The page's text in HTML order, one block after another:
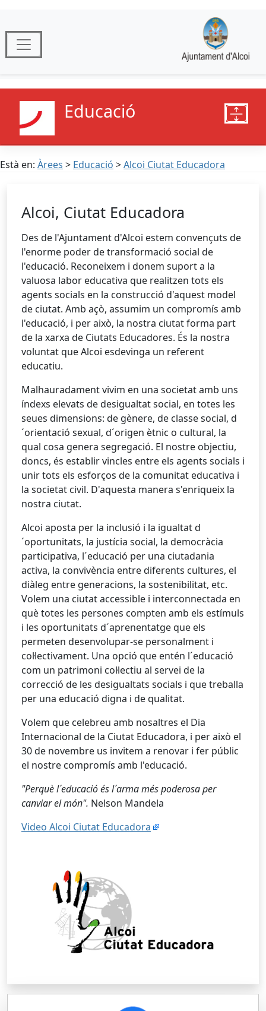
Educació
Està en: Àrees > Educació >Alcoi Ciutat Educadora
Alcoi, Ciutat Educadora
Des de l'Ajuntament d'Alcoi estem convençuts de
l'enorme poder de transformació social de
l'educació. Reconeixem i donem suport a la
valuosa labor educativa que realitzen tots els
agents socials en la construcció d'aquest model
de ciutat. Amb açò, assumim un compromís amb
l'educació, i per això, la nostra ciutat forma part
de la xarxa de Ciutats Educadores. És la nostra
voluntat que Alcoi esdevinga un referent
educatiu.
Malhauradament vivim en una societat amb uns
índexs elevats de desigualtat social, en totes les
seues dimensions: de gènere, de classe social, d
´orientació sexual, d´origen ètnic o cultural, la
qual cosa genera segregació. El nostre objectiu,
doncs, és establir vincles entre els agents socials i
unir tots els esforços de la comunitat educativa i
la societat civil. D'aquesta manera s'enriqueix la
nostra ciutat.
Alcoi aposta per la inclusió i la igualtat d
´oportunitats, la justícia social, la democràcia
participativa, l´educació per una ciutadania
activa, la convivència entre diferents cultures, el
diàleg entre generacions, la sostenibilitat, etc.
Volem una ciutat accessible i interconnectada en
què totes les persones compten amb els estímuls
i les oportunitats d´aprenentatge que els
permeten desenvolupar-se personalment i
col·lectivament. Una opció que entén l´educació
com un patrimoni col·lectiu al servei de la
correcció de les desigualtats socials i que treballa
per una educació digna i de qualitat.
Volem que celebreu amb nosaltres el Dia
Internacional de la Ciutat Educadora, i per això el
30 de novembre us invitem a renovar i fer públic
el nostre compromís amb l'educació.
"Perquè l´educació és l´arma més poderosa per
canviar el món". Nelson Mandela
Video Alcoi Ciutat Educadora